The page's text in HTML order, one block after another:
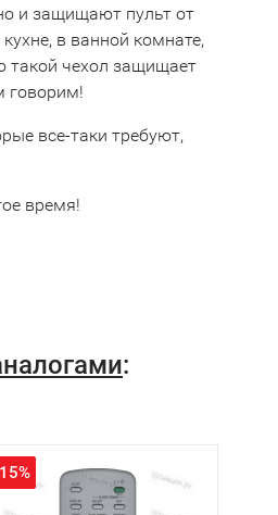
и защищают пульт от
в ванной комнате,
такой чехол защищает
говорим!
все-таки требуют,
время!
: